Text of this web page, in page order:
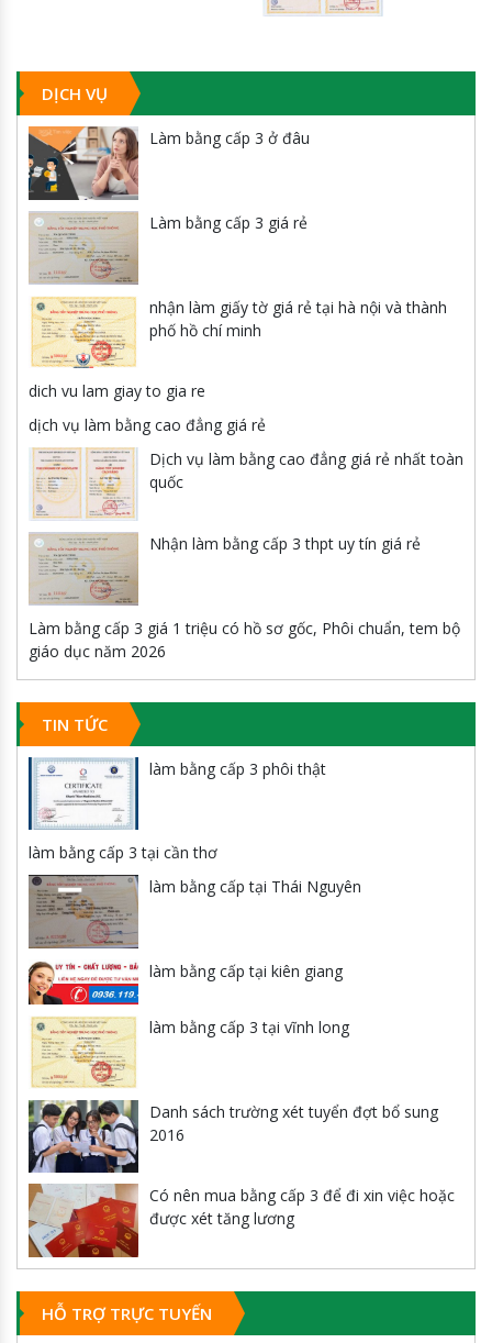
quốc
DỊCH VỤ
Làm bằng cấp 3 ở đâu
Làm bằng cấp 3 giá rẻ
nhận làm giấy tờ giá rẻ tại hà nội và thành
phố hồ chí minh
dich vu lam giay to gia re
dịch vụ làm bằng cao đẳng giá rẻ
Dịch vụ làm bằng cao đẳng giá rẻ nhất toàn
quốc
Nhận làm bằng cấp 3 thpt uy tín giá rẻ
Làm bằng cấp 3 giá 1 triệu có hồ sơ gốc, Phôi chuẩn, tem bộ
giáo dục năm 2026
TIN TỨC
làm bằng cấp 3 phôi thật
làm bằng cấp 3 tại cần thơ
làm bằng cấp tại Thái Nguyên
làm bằng cấp tại kiên giang
làm bằng cấp 3 tại vĩnh long
Danh sách trường xét tuyển đợt bổ sung
2016
Có nên mua bằng cấp 3 để đi xin việc hoặc
được xét tăng lương
HỖ TRỢ TRỰC TUYẾN